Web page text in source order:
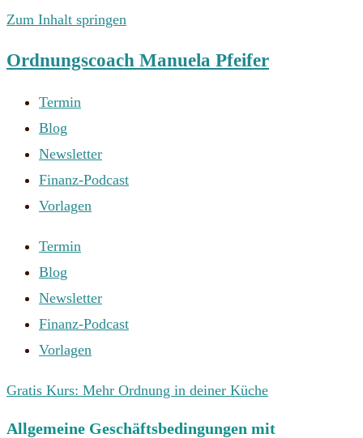
Zum Inhalt springen
Ordnungscoach Manuela Pfeifer
Termin
Blog
Newsletter
Finanz-Podcast
Vorlagen
Termin
Blog
Newsletter
Finanz-Podcast
Vorlagen
Gratis Kurs: Mehr Ordnung in deiner Küche
Allgemeine Geschäftsbedingungen mit